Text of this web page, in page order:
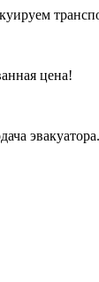
цена!
эвакуатора.